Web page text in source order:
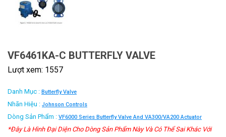
VF6461KA-C BUTTERFLY VALVE
Lượt xem: 1557
Danh Mục : Butterfly Valve
Nhãn Hiệu : Johnson Controls
Dòng Sản Phẩm : VF6000 Series Butterfly Valve And VA300/VA200 Actuator
*Đây Là Hình Đại Diện Cho Dòng Sản Phẩm Này Và Có Thể Sai Khác Với